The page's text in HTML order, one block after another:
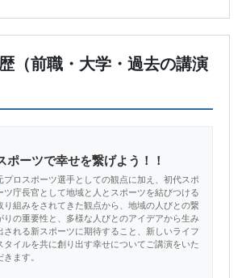
（前職・大学・過去の講演
ポーツで幸せを繋げよう！！
プロスポーツ選手としての観点に加え、初代スポ
ツ庁長官として地域と人とスポーツを結びつける
り組みをされてきた観点から、地域の人びとの繋
りの重要性と、多様な人びとのアイデアから生み
される新スポーツに期待すること、新しいライフ
タイルを共に創り出す幸せについてご講演をいた
きます。